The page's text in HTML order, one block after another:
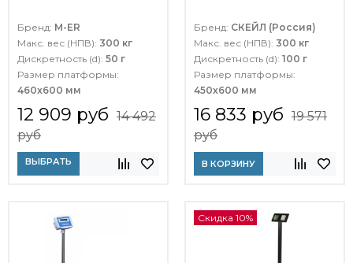
Бренд: M-ER
Макс. вес (НПВ): 300 кг
Дискретность (d): 50 г
Размер платформы:
460x600 мм
12 909 руб 14 492
руб
ВЫБРАТЬ
Бренд: СКЕЙЛ (Россия)
Макс. вес (НПВ): 300 кг
Дискретность (d): 100 г
Размер платформы:
450х600 мм
16 833 руб 19 571
руб
В КОРЗИНУ
Скидка 10%